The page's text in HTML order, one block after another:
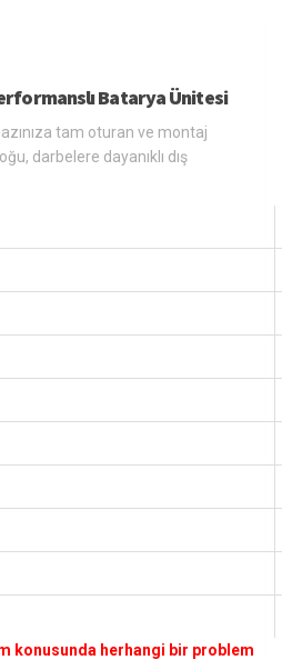
Batarya Ünitesi
tam oturan ve montaj
darbelere dayanıklı dış
konusunda herhangi bir problem